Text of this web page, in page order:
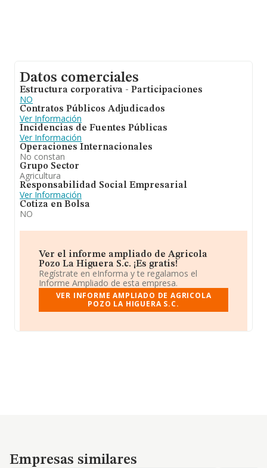
Datos comerciales
Estructura corporativa - Participaciones
NO
Contratos Públicos Adjudicados
Ver Información
Incidencias de Fuentes Públicas
Ver Información
Operaciones Internacionales
No constan
Grupo Sector
Agricultura
Responsabilidad Social Empresarial
Ver Información
Cotiza en Bolsa
NO
Ver el informe ampliado de Agricola
Pozo La Higuera S.c. ¡Es gratis!
Regístrate en eInforma y te regalamos el
Informe Ampliado de esta empresa.
VER INFORME AMPLIADO DE AGRICOLA
POZO LA HIGUERA S.C.
Empresas similares
Empresas similares